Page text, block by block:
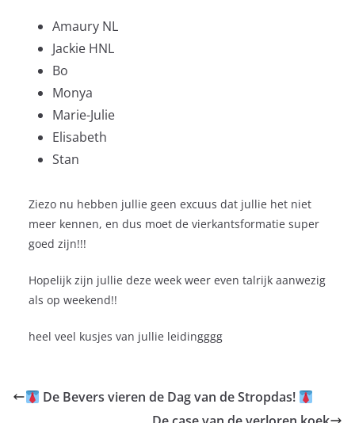
Amaury NL
Jackie HNL
Bo
Monya
Marie-Julie
Elisabeth
Stan
Ziezo nu hebben jullie geen excuus dat jullie het niet
meer kennen, en dus moet de vierkantsformatie super
goed zijn!!!
Hopelijk zijn jullie deze week weer even talrijk aanwezig
als op weekend!!
heel veel kusjes van jullie leidingggg
De Bevers vieren de Dag van de Stropdas!